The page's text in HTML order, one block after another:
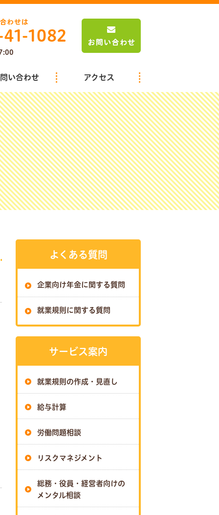
い合わせ アクセス
よくある質問
企業向け年金に関する質問
就業規則に関する質問
サービス案内
就業規則の作成・見直し
給与計算
労働問題相談
リスクマネジメント
総務・役員・経営者向けの
メンタル相談